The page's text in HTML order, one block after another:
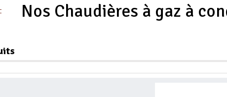
Nos Chaudières à gaz à